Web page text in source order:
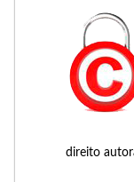
direito